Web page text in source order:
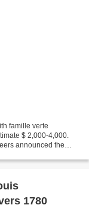
famille verte
$ 2,000-4,000.
announced the
1780